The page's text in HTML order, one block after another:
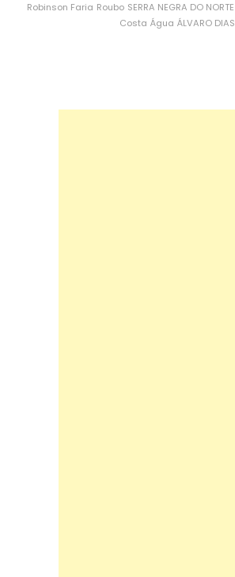
Robinson Faria Roubo SERRA NEGRA DO NORTE
Costa Água ÁLVARO DIAS